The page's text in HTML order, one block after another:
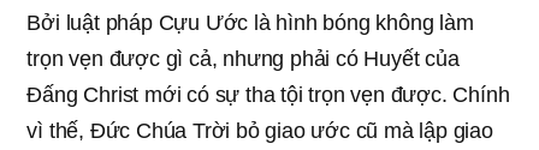
Bởi luật pháp Cựu Ước là hình bóng không làm
trọn vẹn được gì cả, nhưng phải có Huyết của
Đấng Christ mới có sự tha tội trọn vẹn được. Chính
vì thế, Đức Chúa Trời bỏ giao ước cũ mà lập giao